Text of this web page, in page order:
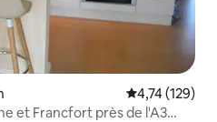
Évaluation
4,74 (129)
et Francfort près de l'A3